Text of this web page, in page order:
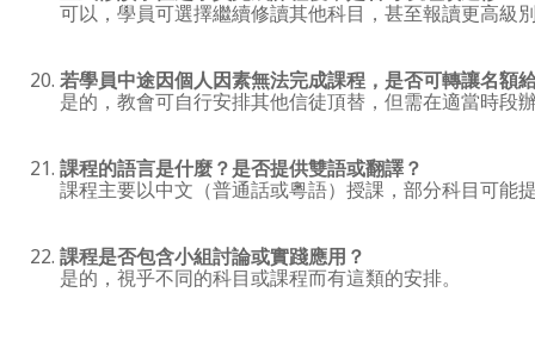
可以，學員可選擇繼續修讀其他科目，甚至報讀更高級
若學員中途因個人因素無法完成課程，是否可轉讓名額
是的，教會可自行安排其他信徒頂替，但需在適當時段
課程的語言是什麼？是否提供雙語或翻譯？
課程主要以中文（普通話或粵語）授課，部分科目可能
課程是否包含小組討論或實踐應用？
是的，視乎不同的科目或課程而有這類的安排。